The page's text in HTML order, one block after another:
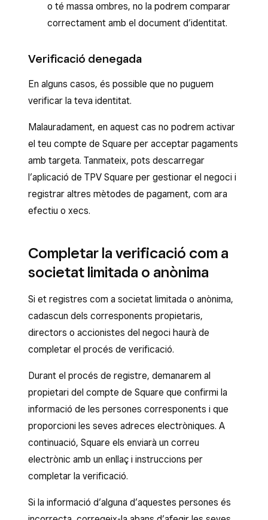
o té massa ombres, no la podrem comparar
correctament amb el document d’identitat.
Verificació denegada
En alguns casos, és possible que no puguem
verificar la teva identitat.
Malauradament, en aquest cas no podrem activar
el teu compte de Square per acceptar pagaments
amb targeta. Tanmateix, pots descarregar
l’aplicació de TPV Square per gestionar el negoci i
registrar altres mètodes de pagament, com ara
efectiu o xecs.
Completar la verificació com a
societat limitada o anònima
Si et registres com a societat limitada o anònima,
cadascun dels corresponents propietaris,
directors o accionistes del negoci haurà de
completar el procés de verificació.
Durant el procés de registre, demanarem al
propietari del compte de Square que confirmi la
informació de les persones corresponents i que
proporcioni les seves adreces electròniques. A
continuació, Square els enviarà un correu
electrònic amb un enllaç i instruccions per
completar la verificació.
Si la informació d’alguna d’aquestes persones és